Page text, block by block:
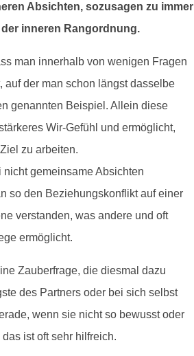
Absichten, sozusagen zu immer
inneren Rangordnung.
man innerhalb von wenigen Fragen
auf der man schon längst dasselbe
genannten Beispiel. Allein diese
Wir-Gefühl und ermöglicht,
zu arbeiten.
gemeinsame Absichten
so den Beziehungskonflikt auf einer
verstanden, was andere und oft
ermöglicht.
Zauberfrage, die diesmal dazu
des Partners oder bei sich selbst
wenn sie nicht so bewusst oder
ist oft sehr hilfreich.